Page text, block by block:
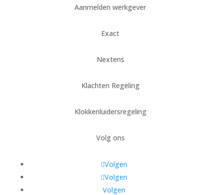
Aanmelden werkgever
Exact
Nextens
Klachten Regeling
Klokkenluidersregeling
Volg ons
Volgen
Volgen
Volgen